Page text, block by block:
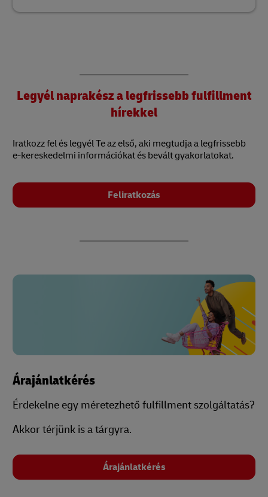
Legyél naprakész a legfrissebb fulfillment
hírekkel
Iratkozz fel és legyél Te az első, aki megtudja a legfrissebb
e-kereskedelmi információkat és bevált gyakorlatokat.
Feliratkozás
Árajánlatkérés
Érdekelne egy méretezhető fulfillment szolgáltatás?
Akkor térjünk is a tárgyra.
Árajánlatkérés